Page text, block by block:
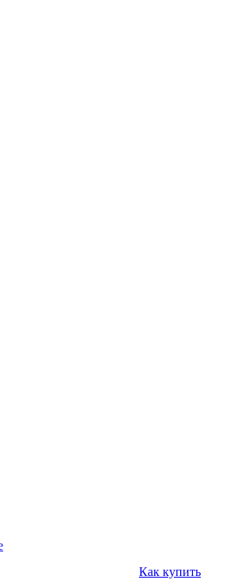
Как купить